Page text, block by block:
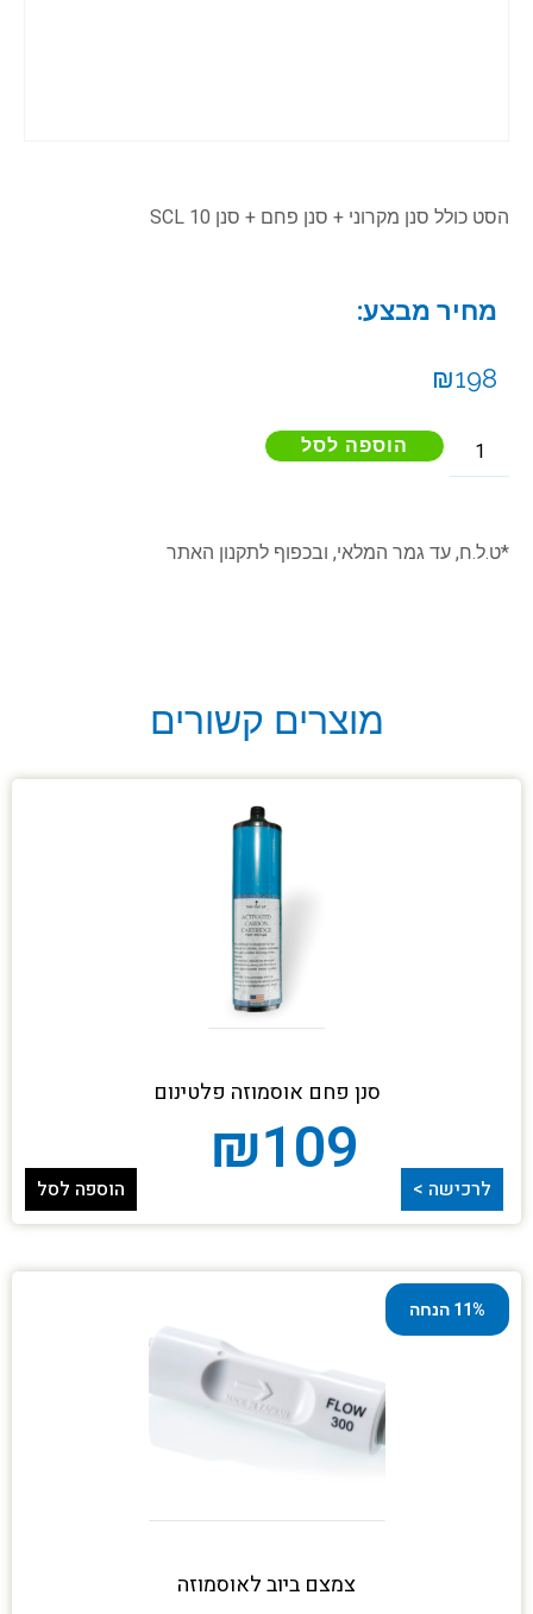
הסט כולל סנן מקרוני + סנן פחם + סנן SCL 10
מחיר מבצע:
₪198
הוספה לסל
*ט.ל.ח, עד גמר המלאי, ובכפוף לתקנון האתר
מוצרים קשורים
סנן פחם אוסמוזה פלטינום
₪109 הוספה לסל לרכישה >
11% הנחה
צמצם ביוב לאוסמוזה